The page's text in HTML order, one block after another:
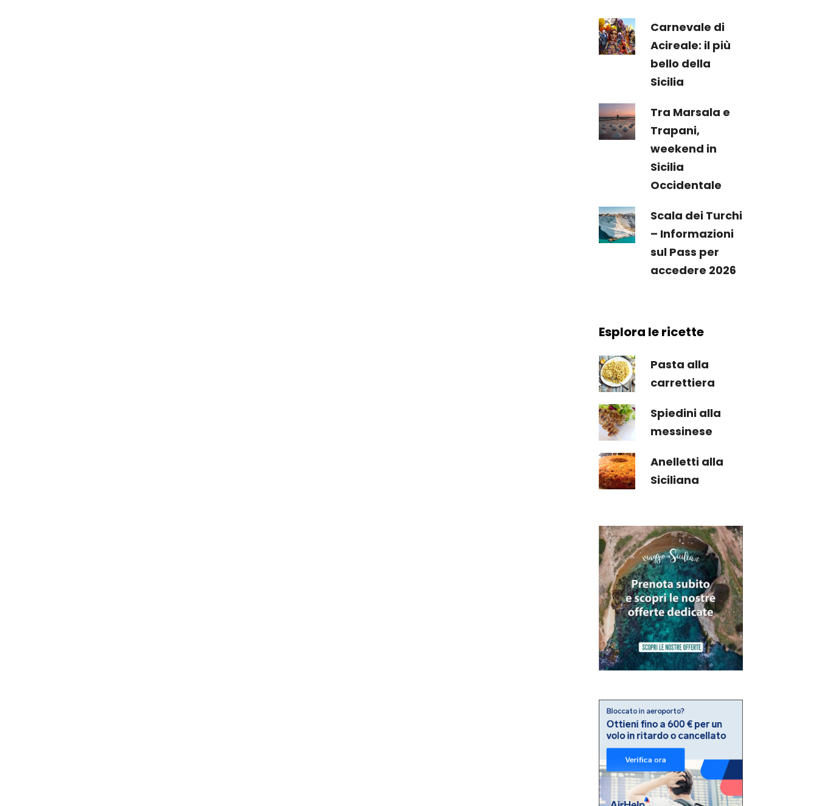
Carnevale di
Acireale: il più
bello della
Sicilia
Tra Marsala e
Trapani,
weekend in
Sicilia
Occidentale
Scala dei Turchi
– Informazioni
sul Pass per
accedere 2026
Esplora le ricette
Pasta alla
carrettiera
Spiedini alla
messinese
Anelletti alla
Siciliana